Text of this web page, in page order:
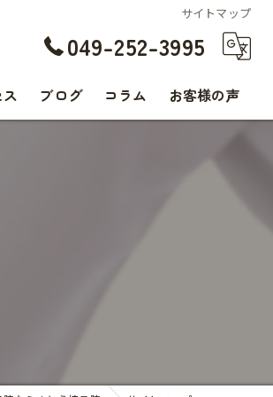
サイトマップ
049-252-3995
ブログ コラム お客様の声